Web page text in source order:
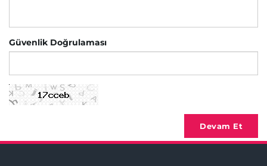
Güvenlik Doğrulaması
Devam Et